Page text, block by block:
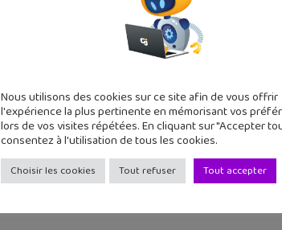
2
Nous utilisons des cookies sur ce site afin de vous offrir
l'expérience la plus pertinente en mémorisant vos
lors de vos visites répétées. En cliquant sur "Accepter
consentez à l'utilisation de tous les cookies.
Choisir les cookies Tout refuser Tout accepter